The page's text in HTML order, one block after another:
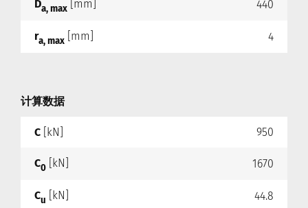
Da, max [mm] 440
ra, max [mm] 4
计算数据
C [kN] 950
C0 [kN] 1670
Cu [kN] 44.8